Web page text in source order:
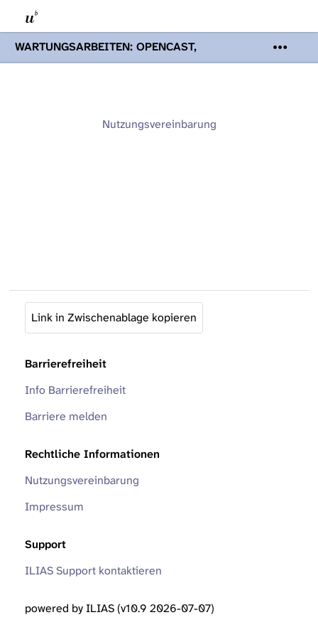
WARTUNGSARBEITEN: OPENCAST,
PODCASTS & TOBIRA
Mi 19. August
Opencast-Videos und Tobira nicht zur
Nutzungsvereinbarung
Link in Zwischenablage kopieren
Barrierefreiheit
Info Barrierefreiheit
Barriere melden
Rechtliche Informationen
Nutzungsvereinbarung
Impressum
Support
ILIAS Support kontaktieren
powered by ILIAS (v10.9 2026-07-07)